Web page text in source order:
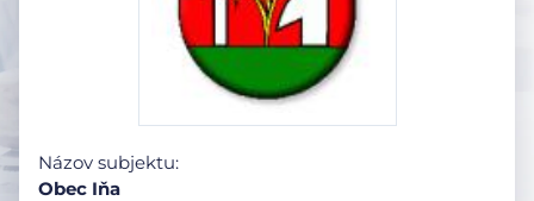
Názov subjektu:
Obec Iňa